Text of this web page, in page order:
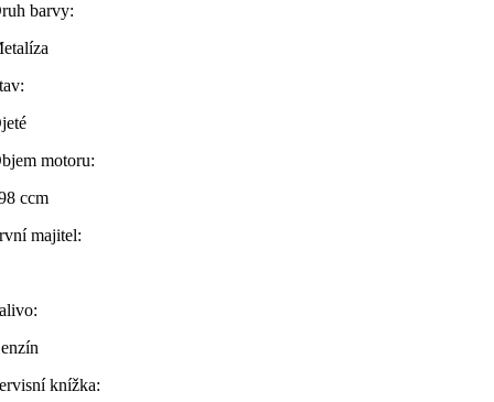
barvy:
motoru:
ccm
majitel:
knížka: